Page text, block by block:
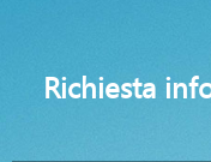
Richiesta